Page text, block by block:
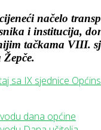
načelo
i institucija,
tačkama VIII.
sa IX sjednice
dana općine